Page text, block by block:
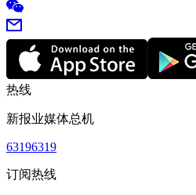
热线
新报业媒体总机
63196319
订阅热线